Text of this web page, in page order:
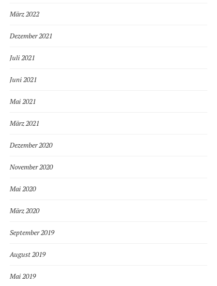
März 2022
Dezember 2021
Juli 2021
Juni 2021
Mai 2021
März 2021
Dezember 2020
November 2020
Mai 2020
März 2020
September 2019
August 2019
Mai 2019